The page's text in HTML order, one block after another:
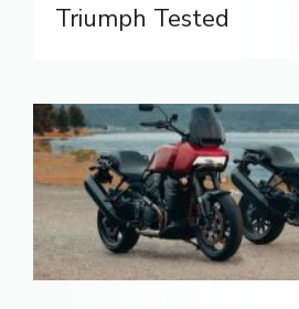
Triumph Tested